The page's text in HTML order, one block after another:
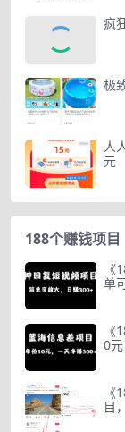
疯
极
人
元
188个赚钱项目
《
单
《
0
《
目